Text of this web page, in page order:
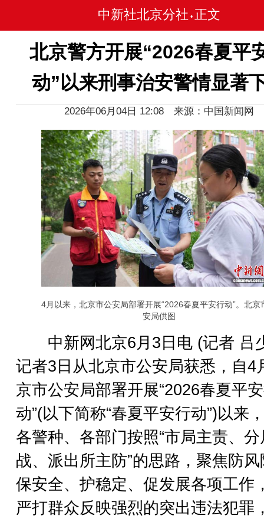
中新社北京分社 • 正文
北京警方开展“2026春夏平
动”以来刑事治安警情显著
2026年06月04日 12:08 来源：中国新闻网
4月以来，北京市公安局部署开展“2026春夏平安行动”。北京
安局供图
中新网北京6月3日电 (记者 吕
记者3日从北京市公安局获悉，自4
京市公安局部署开展“2026春夏平
动”(以下简称“春夏平安行动”)以来
各警种、各部门按照“市局主责、
战、派出所主防”的思路，聚焦防
保安全、护稳定、促发展各项工作
严打群众反映强烈的突出违法犯罪